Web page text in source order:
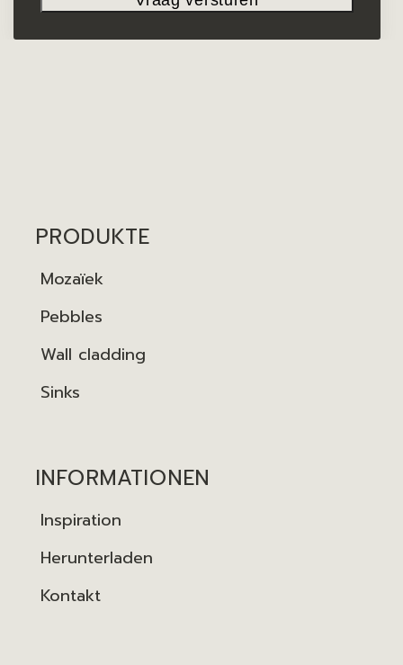
PRODUKTE
Mozaïek
Pebbles
Wall cladding
Sinks
INFORMATIONEN
Inspiration
Herunterladen
Kontakt